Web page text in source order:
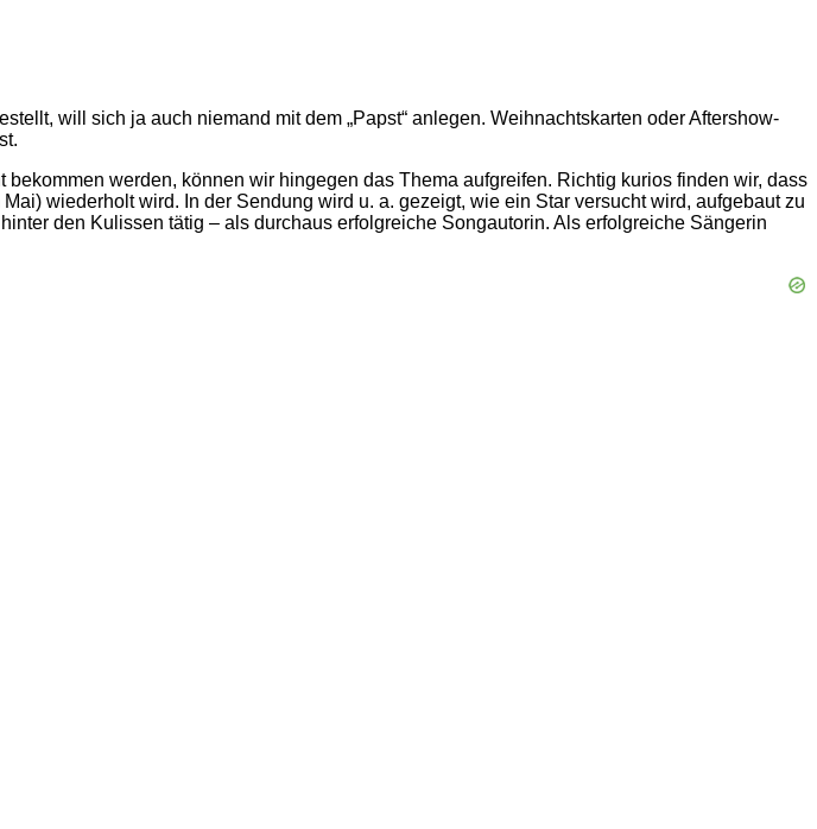
will sich ja auch niemand mit dem „Papst“ anlegen. Weihnachtskarten oder Aftershow-
werden, können wir hingegen das Thema aufgreifen. Richtig kurios finden wir, dass
wiederholt wird. In der Sendung wird u. a. gezeigt, wie ein Star versucht wird, aufgebaut zu
den Kulissen tätig – als durchaus erfolgreiche Songautorin. Als erfolgreiche Sängerin